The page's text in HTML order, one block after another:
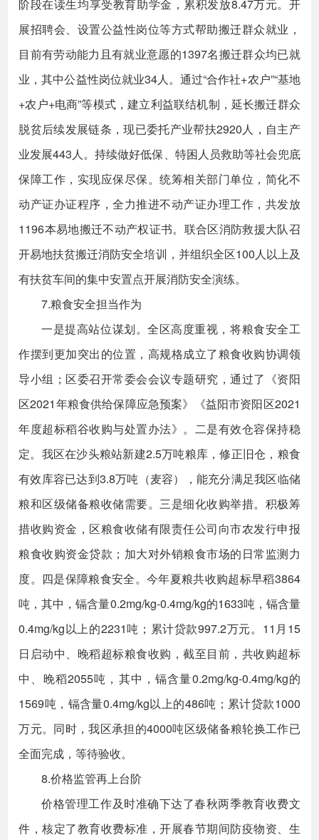
阶段在读生均享受教育助学金，累积发放8.47万元。开
展招聘会、设置公益性岗位等方式帮助搬迁群众就业，
目前有劳动能力且有就业意愿的1397名搬迁群众均已就
业，其中公益性岗位就业34人。通过“合作社+农户”“基地
+农户+电商”等模式，建立利益联结机制，延长搬迁群众
脱贫后续发展链条，现已委托产业帮扶2920人，自主产
业发展443人。持续做好低保、特困人员救助等社会兜底
保障工作，实现应保尽保。统筹相关部门单位，简化不
动产证办证程序，全力推进不动产证办理工作，共发放
1196本易地搬迁不动产权证书。联合区消防救援大队召
开易地扶贫搬迁消防安全培训，并组织全区100人以上及
有扶贫车间的集中安置点开展消防安全演练。
7.粮食安全担当作为
一是提高站位谋划。全区高度重视，将粮食安全工
作摆到更加突出的位置，高规格成立了粮食收购协调领
导小组；区委召开常委会会议专题研究，通过了《资阳
区2021年粮食供给保障应急预案》《益阳市资阳区2021
年度超标稻谷收购与处置办法》。二是有效仓容保持稳
定。我区在沙头粮站新建2.5万吨粮库，修正旧仓，粮食
有效库容已达到3.8万吨（麦容），能充分满足我区临储
粮和区级储备粮收储需要。三是细化收购举措。积极筹
措收购资金，区粮食收储有限责任公司向市农发行申报
粮食收购资金贷款；加大对外销粮食市场的日常监测力
度。四是保障粮食安全。今年夏粮共收购超标早稻3864
吨，其中，镉含量0.2mg/kg-0.4mg/kg的1633吨，镉含量
0.4mg/kg以上的2231吨；累计贷款997.2万元。11月15
日启动中、晚稻超标粮食收购，截至目前，共收购超标
中、晚稻2055吨，其中，镉含量0.2mg/kg-0.4mg/kg的
1569吨，镉含量0.4mg/kg以上的486吨；累计贷款1000
万元。同时，我区承担的4000吨区级储备粮轮换工作已
全面完成，等待验收。
8.价格监管再上台阶
价格管理工作及时准确下达了春秋两季教育收费文
件，核定了教育收费标准，开展春节期间防疫物资、生